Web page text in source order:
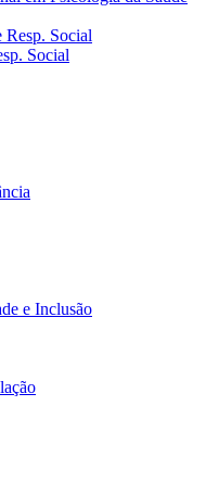
Resp. Social
Social
e Inclusão